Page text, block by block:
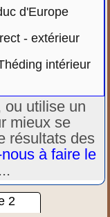
d'Europe
- extérieur
intérieur
utilise un
mieux se
résultats des
à faire le
...
2